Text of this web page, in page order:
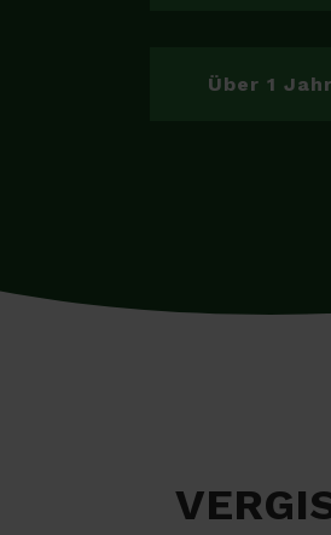
Über 1 Jahr